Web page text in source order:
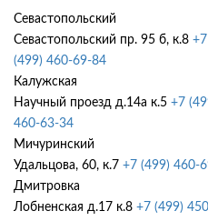
Севастопольский
Севастопольский пр. 95 б, к.8 +7
(499) 460-69-84
Калужская
Научный проезд д.14а к.5 +7
460-63-34
Мичуринский
Удальцова, 60, к.7 +7 (499) 460-
Дмитровка
Лобненская д.17 к.8 +7 (499)